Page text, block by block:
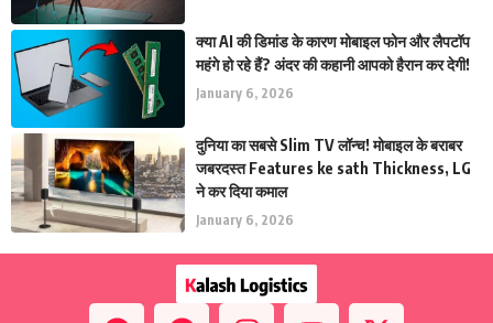
क्या AI की डिमांड के कारण मोबाइल फोन और लैपटॉप
महंगे हो रहे हैं? अंदर की कहानी आपको हैरान कर देगी!
January 6, 2026
दुनिया का सबसे Slim TV लॉन्च! मोबाइल के बराबर
जबरदस्त Features ke sath Thickness, LG
ने कर दिया कमाल
January 6, 2026